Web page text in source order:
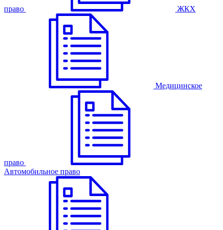
право ЖКХ
Медицинское
право
Автомобильное право